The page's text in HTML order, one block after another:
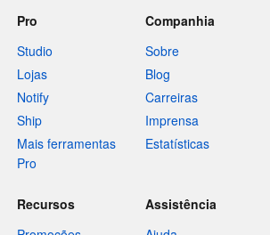
Pro
Studio
Lojas
Notify
Ship
Mais ferramentas
Pro
Companhia
Sobre
Blog
Carreiras
Imprensa
Estatísticas
Recursos
Assistência